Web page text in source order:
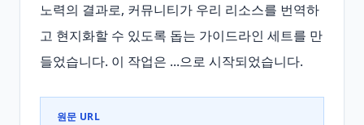
노력의 결과로, 커뮤니티가 우리 리소스를 번역하
고 현지화할 수 있도록 돕는 가이드라인 세트를 만
들었습니다. 이 작업은 ...으로 시작되었습니다.
원문 URL